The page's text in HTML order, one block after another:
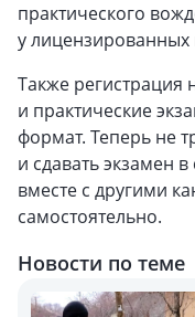
практического
у лицензированных
Также регистрация
и практические
формат. Теперь не
и сдавать экзамен
вместе с другими
самостоятельно.
Новости по теме